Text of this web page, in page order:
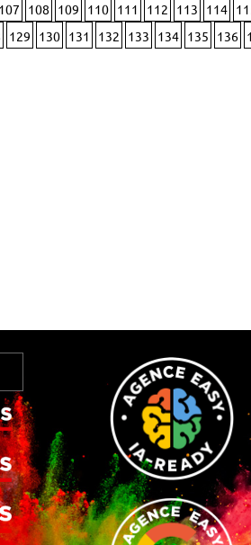
107 108 109 110 111 112 113 114
129 130 131 132 133 134 135 136